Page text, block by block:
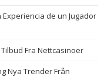
de un Jugador
Fra Nettcasinoer
Nya Trender Från